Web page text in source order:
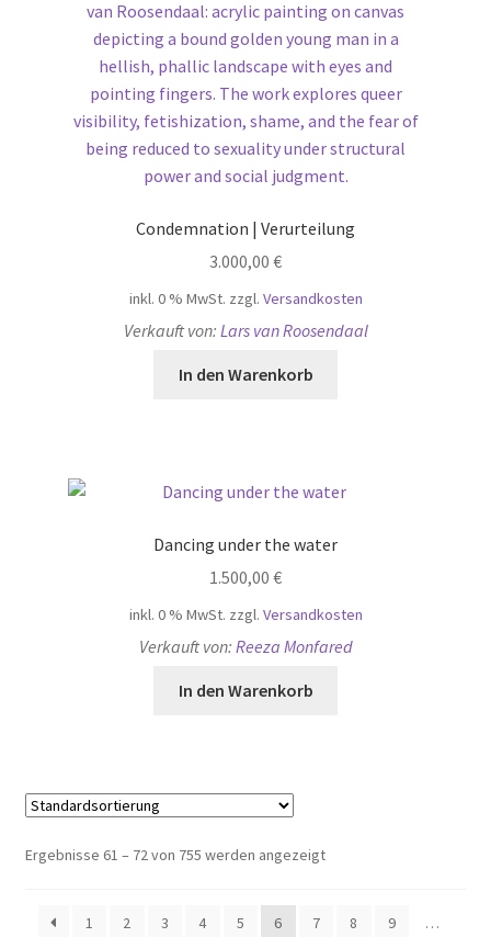
Condemnation | Verurteilung
3.000,00 €
inkl. 0 % MwSt. zzgl. Versandkosten
Verkauft von: Lars van Roosendaal
In den Warenkorb
Dancing under the water
1.500,00 €
inkl. 0 % MwSt. zzgl. Versandkosten
Verkauft von: Reeza Monfared
In den Warenkorb
Ergebnisse 61 – 72 von 755 werden angezeigt
1 2 3 4 5 6 7 8 9 …